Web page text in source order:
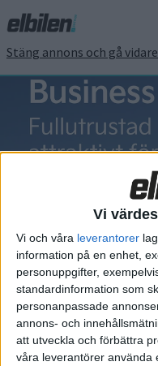
Vi
Vi och våra leverantorer
information på en enhet,
personuppgifter,
standardinformation som
personanpassade
annons- och
att utveckla och förbättra
våra leverantörer använda
Stäng annons och gå
Honda E
Elbilens
Håll dig uppdaterad